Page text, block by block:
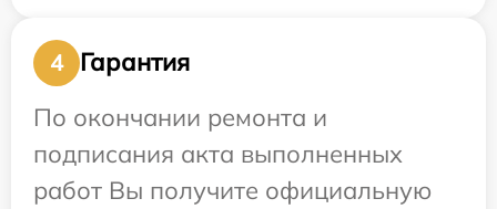
4
Гарантия
По окончании ремонта и
подписания акта выполненных
работ Вы получите официальную